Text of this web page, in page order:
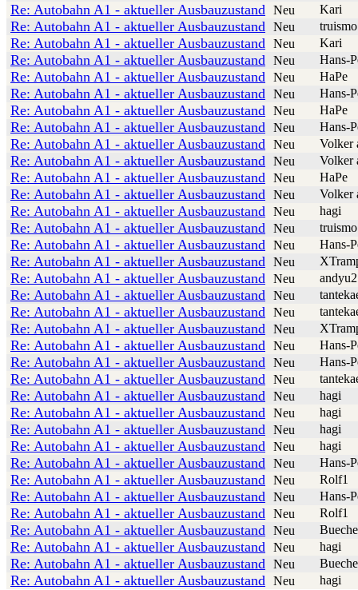
Re: Autobahn A1 - aktueller Ausbauzustand Neu Kari
Re: Autobahn A1 - aktueller Ausbauzustand Neu truismo
Re: Autobahn A1 - aktueller Ausbauzustand Neu Kari
Re: Autobahn A1 - aktueller Ausbauzustand Neu Hans-
Re: Autobahn A1 - aktueller Ausbauzustand Neu HaPe
Re: Autobahn A1 - aktueller Ausbauzustand Neu Hans-
Re: Autobahn A1 - aktueller Ausbauzustand Neu HaPe
Re: Autobahn A1 - aktueller Ausbauzustand Neu Hans-
Re: Autobahn A1 - aktueller Ausbauzustand Neu Volker
Re: Autobahn A1 - aktueller Ausbauzustand Neu Volker
Re: Autobahn A1 - aktueller Ausbauzustand Neu HaPe
Re: Autobahn A1 - aktueller Ausbauzustand Neu Volker
Re: Autobahn A1 - aktueller Ausbauzustand Neu hagi
Re: Autobahn A1 - aktueller Ausbauzustand Neu truismo
Re: Autobahn A1 - aktueller Ausbauzustand Neu Hans-
Re: Autobahn A1 - aktueller Ausbauzustand Neu
Re: Autobahn A1 - aktueller Ausbauzustand Neu andyu2
Re: Autobahn A1 - aktueller Ausbauzustand Neu
Re: Autobahn A1 - aktueller Ausbauzustand Neu
Re: Autobahn A1 - aktueller Ausbauzustand Neu
Re: Autobahn A1 - aktueller Ausbauzustand Neu Hans-
Re: Autobahn A1 - aktueller Ausbauzustand Neu Hans-
Re: Autobahn A1 - aktueller Ausbauzustand Neu
Re: Autobahn A1 - aktueller Ausbauzustand Neu hagi
Re: Autobahn A1 - aktueller Ausbauzustand Neu hagi
Re: Autobahn A1 - aktueller Ausbauzustand Neu hagi
Re: Autobahn A1 - aktueller Ausbauzustand Neu hagi
Re: Autobahn A1 - aktueller Ausbauzustand Neu Hans-
Re: Autobahn A1 - aktueller Ausbauzustand Neu Rolf1
Re: Autobahn A1 - aktueller Ausbauzustand Neu Hans-
Re: Autobahn A1 - aktueller Ausbauzustand Neu Rolf1
Re: Autobahn A1 - aktueller Ausbauzustand Neu
Re: Autobahn A1 - aktueller Ausbauzustand Neu hagi
Re: Autobahn A1 - aktueller Ausbauzustand Neu
Re: Autobahn A1 - aktueller Ausbauzustand Neu hagi